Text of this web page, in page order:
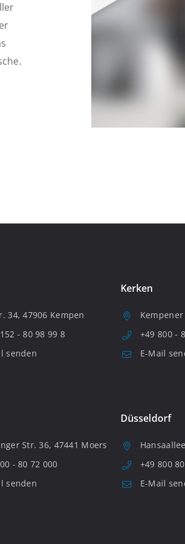
34, 47906 Kempen
- 80 98 99 8
senden
Kerken
+49 800 -
E-Mail
Str. 36, 47441 Moers
- 80 72 000
senden
Düsseldorf
+49 800
E-Mail